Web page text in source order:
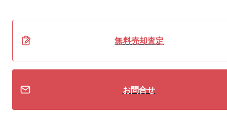
無料売却査定
お問合せ